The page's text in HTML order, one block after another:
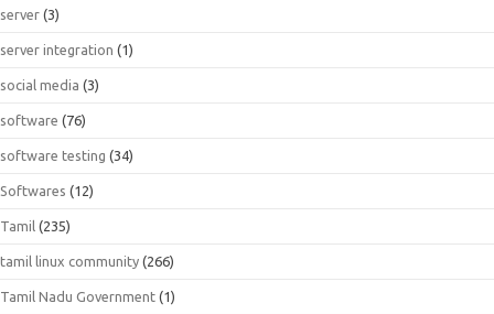
server (3)
server integration (1)
social media (3)
software (76)
software testing (34)
Softwares (12)
Tamil (235)
tamil linux community (266)
Tamil Nadu Government (1)